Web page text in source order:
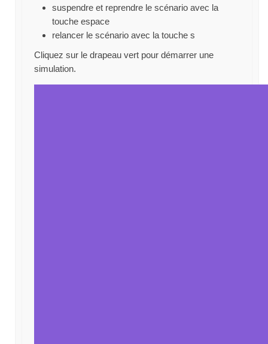
suspendre et reprendre le scénario avec la
touche espace
relancer le scénario avec la touche s
Cliquez sur le drapeau vert pour démarrer une
simulation.